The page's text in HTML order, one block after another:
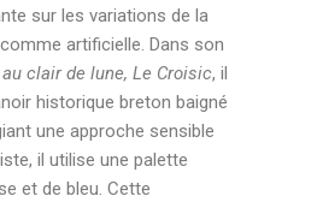
sur les variations de la
artificielle. Dans son
clair de lune, Le Croisic, il
historique breton baigné
une approche sensible
il utilise une palette
et de bleu. Cette